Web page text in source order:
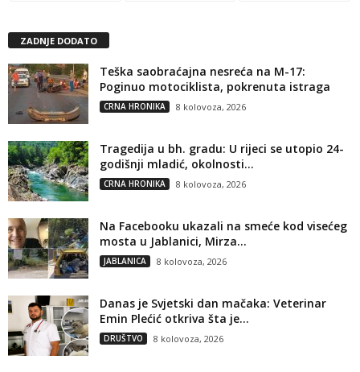
ZADNJE DODATO
Teška saobraćajna nesreća na M-17:
Poginuo motociklista, pokrenuta istraga
CRNA HRONIKA 8 kolovoza, 2026
Tragedija u bh. gradu: U rijeci se utopio 24-
godišnji mladić, okolnosti...
CRNA HRONIKA 8 kolovoza, 2026
Na Facebooku ukazali na smeće kod visećeg
mosta u Jablanici, Mirza...
JABLANICA 8 kolovoza, 2026
Danas je Svjetski dan mačaka: Veterinar
Emin Plećić otkriva šta je...
DRUŠTVO 8 kolovoza, 2026